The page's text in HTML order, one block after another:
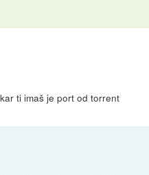
ti imaš je port od torrent